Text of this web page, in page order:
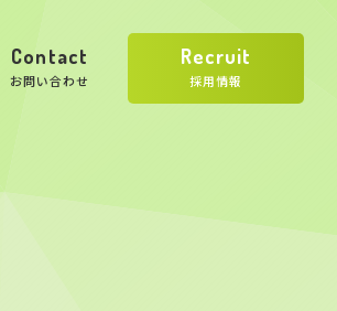
Contact
お問い合わせ
Recruit
採用情報